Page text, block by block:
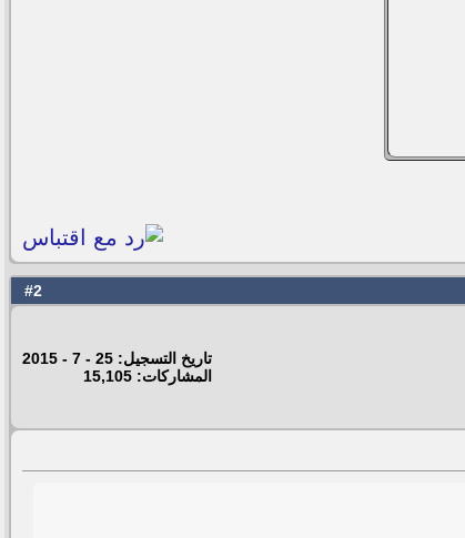
2
تاريخ التسجيل: 25 - 7 - 2015
المشاركات: 15,105